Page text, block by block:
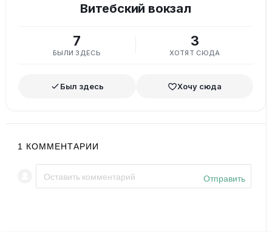
Витебский вокзал
7
БЫЛИ ЗДЕСЬ
3
ХОТЯТ СЮДА
Был здесь Хочу сюда
1 КОММЕНТАРИИ
Отправить